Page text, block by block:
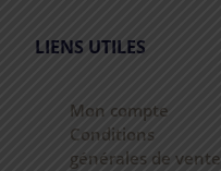
LIENS UTILES
Mon compte
Conditions
générales de vente